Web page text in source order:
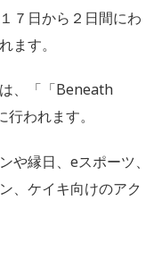
７日から２日間にわ
ます。
、「「Beneath
われます。
や縁日、eスポーツ、
、ケイキ向けのアク